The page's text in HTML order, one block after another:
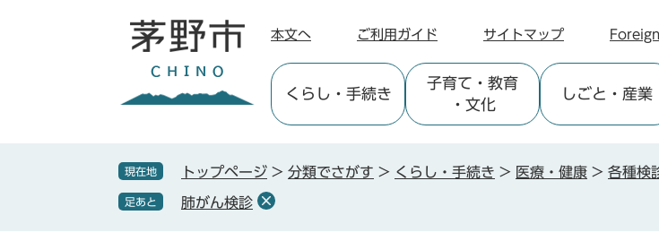
本文へ ご利用ガイド サイトマップ
くらし ・手続き
子育て ・教育
・文化
しごと ・産業
現在地 トップページ > 分類でさがす > くらし・手続き > 医療・健康 > 各種検
足あと 肺がん検診